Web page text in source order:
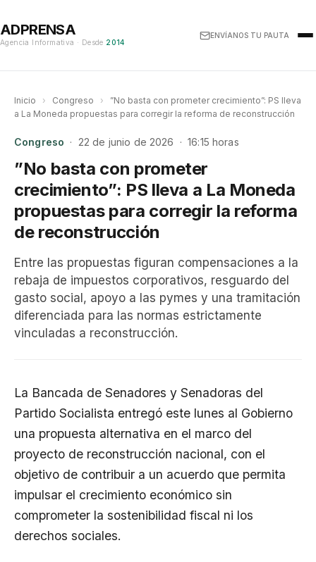
ADPRENSA
Agencia Informativa · Desde 2014
ENVÍANOS TU PAUTA
Inicio › Congreso ›
”No basta con prometer crecimiento”: PS lleva
a La Moneda propuestas para corregir la reforma de reconstrucción
Congreso · 22 de junio de 2026 · 16:15 horas
”No basta con prometer
crecimiento”: PS lleva a La Moneda
propuestas para corregir la reforma
de reconstrucción
Entre las propuestas figuran compensaciones a la
rebaja de impuestos corporativos, resguardo del
gasto social, apoyo a las pymes y una tramitación
diferenciada para las normas estrictamente
vinculadas a reconstrucción.
La Bancada de Senadores y Senadoras del
Partido Socialista entregó este lunes al Gobierno
una propuesta alternativa en el marco del
proyecto de reconstrucción nacional, con el
objetivo de contribuir a un acuerdo que permita
impulsar el crecimiento económico sin
comprometer la sostenibilidad fiscal ni los
derechos sociales.